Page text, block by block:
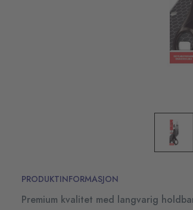
PRODUKTINFORMASJON
Premium kvalitet med langvarig